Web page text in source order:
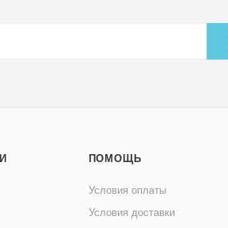
ПОМОЩЬ
Условия оплаты
Условия доставки